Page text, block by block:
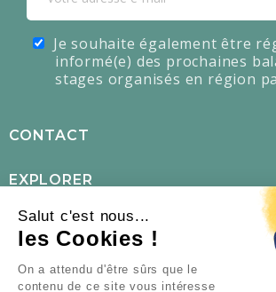
Je souhaite également être
informé(e) des prochaines
stages organisés en région
CONTACT
EXPLORER
MENTIONS LÉGALES
NOUS SUIVRE
Salut c'est nous...
les Cookies !
On a attendu d'être sûrs que le
contenu de ce site vous intéresse